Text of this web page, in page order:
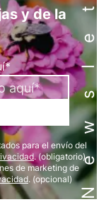
y de la
para el envío del
. (obligatorio)
de marketing de
. (opcional)